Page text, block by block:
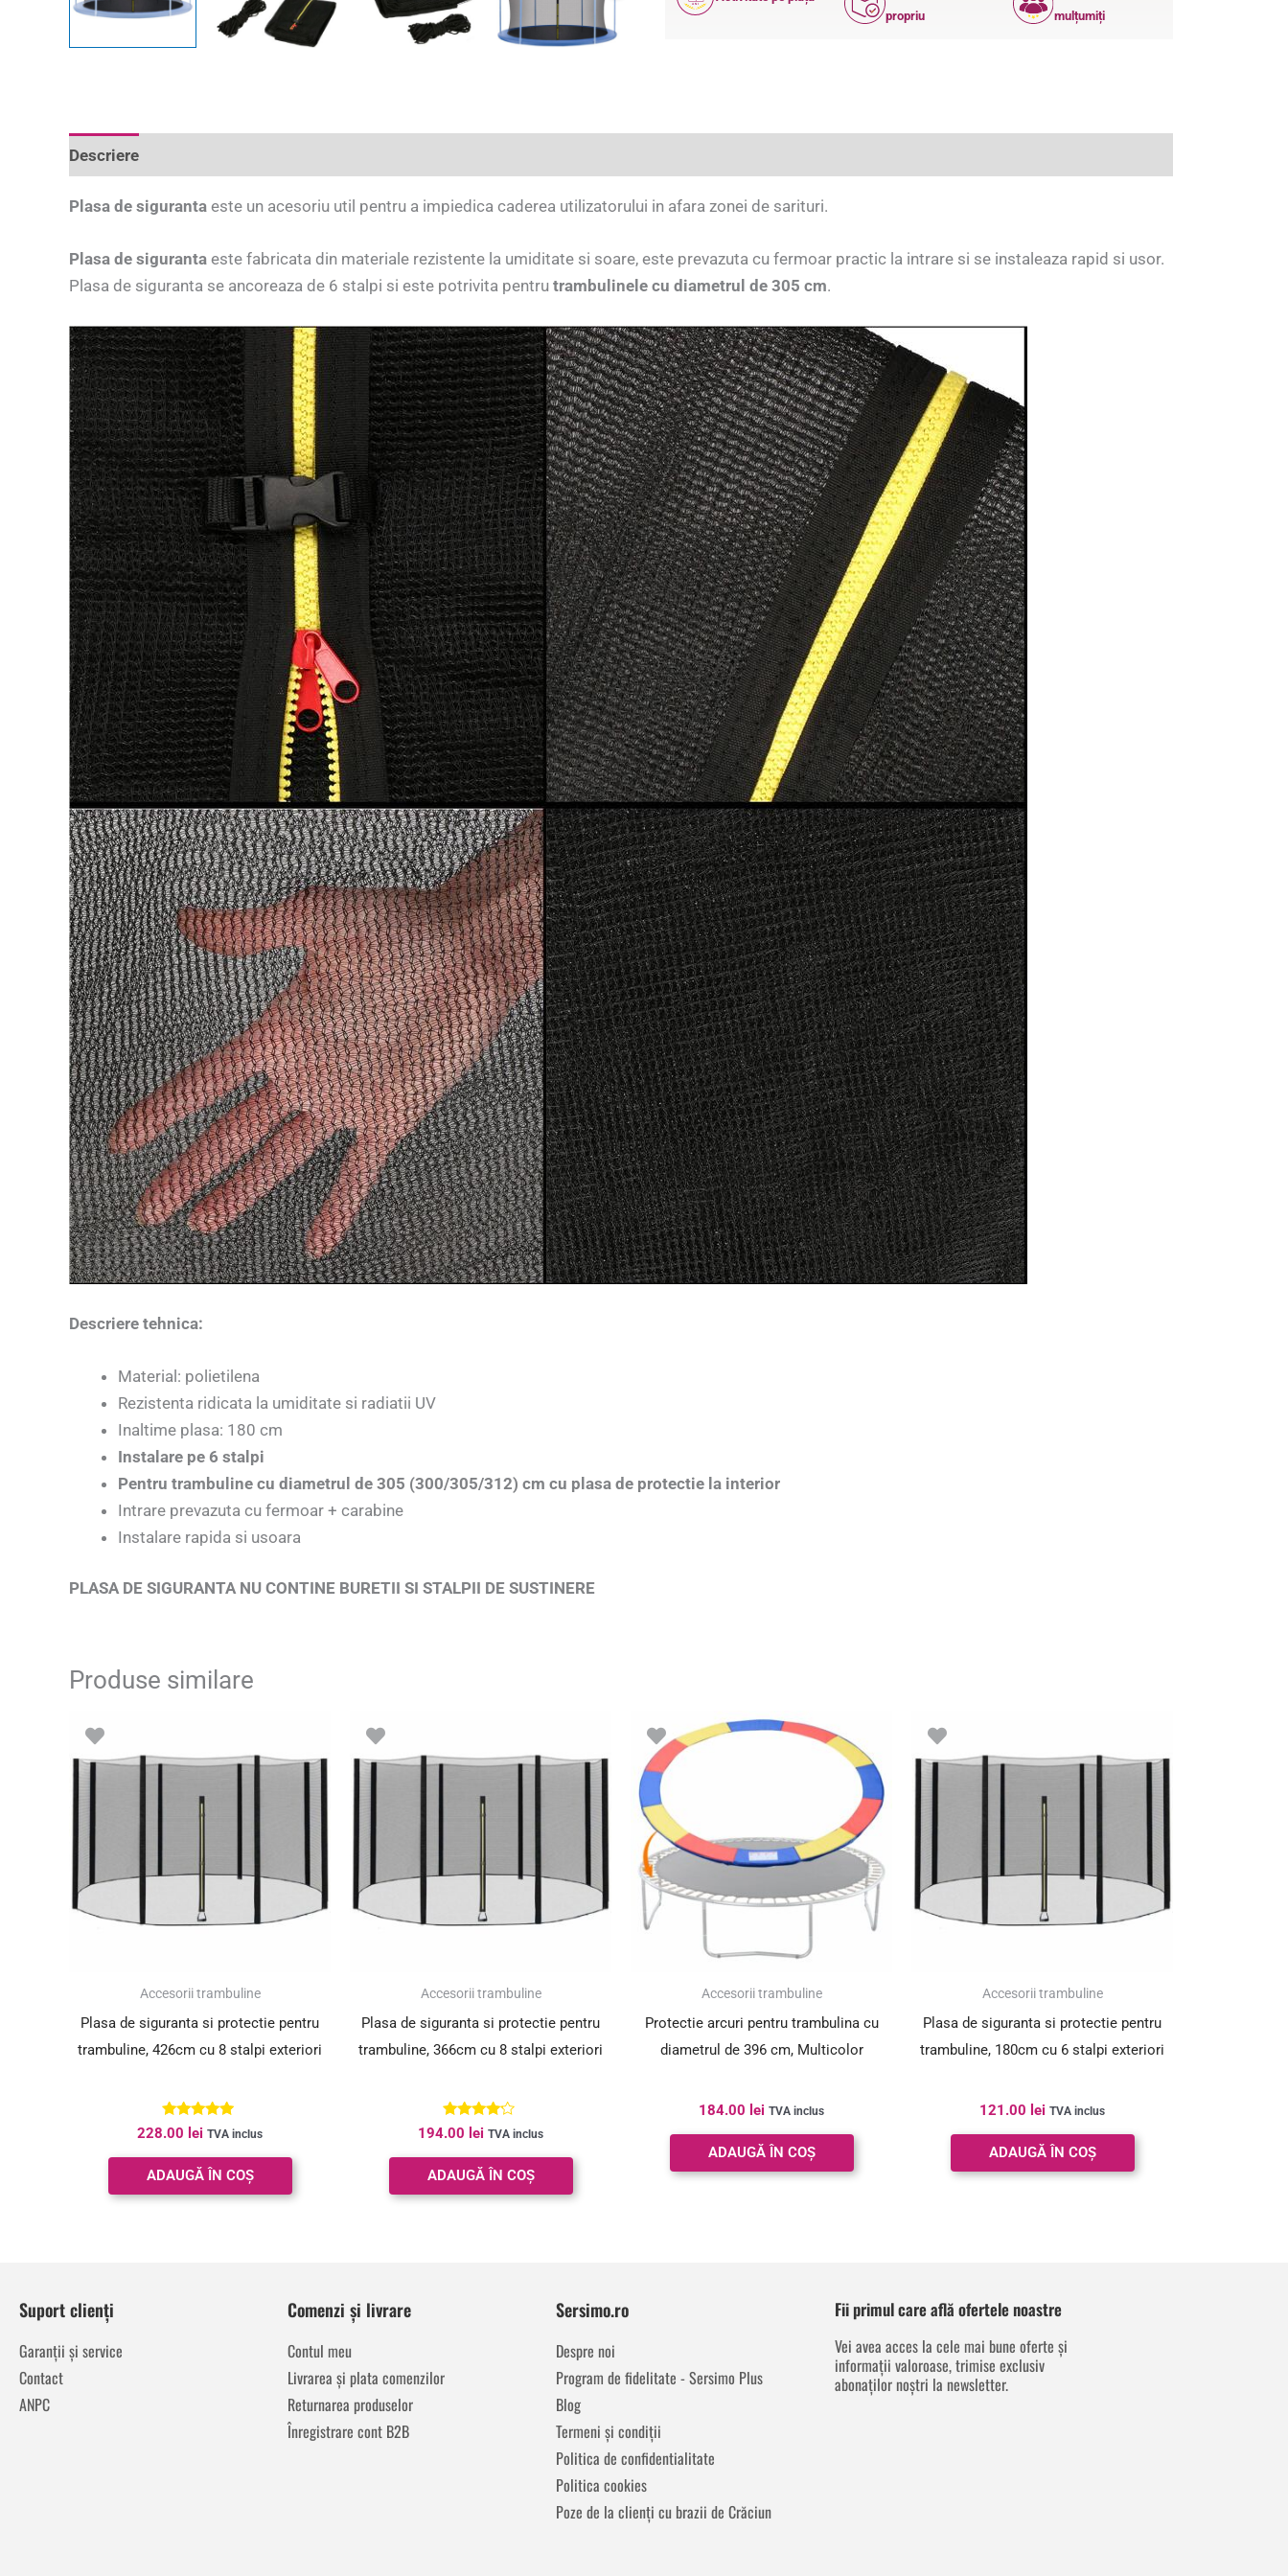
ANI
propriu
mulțumiți
Descriere
Plasa de siguranta este un acesoriu util pentru a impiedica caderea utilizatorului in afara zonei de sarituri.
Plasa de siguranta este fabricata din materiale rezistente la umiditate si soare, este prevazuta cu fermoar practic la intrare si se instaleaza rapid si usor.
Plasa de siguranta se ancoreaza de 6 stalpi si este potrivita pentru trambulinele cu diametrul de 305 cm.
Descriere tehnica:
Material: polietilena
Rezistenta ridicata la umiditate si radiatii UV
Inaltime plasa: 180 cm
Instalare pe 6 stalpi
Pentru trambuline cu diametrul de 305 (300/305/312) cm cu plasa de protectie la interior
Intrare prevazuta cu fermoar + carabine
Instalare rapida si usoara
PLASA DE SIGURANTA NU CONTINE BURETII SI STALPII DE SUSTINERE
Produse similare
Accesorii trambuline
Plasa de siguranta si protectie pentru
trambuline, 426cm cu 8 stalpi exteriori
Evaluat la
5.00
din 5
228.00 lei TVA inclus
ADAUGĂ ÎN COȘ
Accesorii trambuline
Plasa de siguranta si protectie pentru
trambuline, 366cm cu 8 stalpi exteriori
Evaluat la
4.00
din 5
194.00 lei TVA inclus
ADAUGĂ ÎN COȘ
Accesorii trambuline
Protectie arcuri pentru trambulina cu
diametrul de 396 cm, Multicolor
184.00 lei TVA inclus
ADAUGĂ ÎN COȘ
Accesorii trambuline
Plasa de siguranta si protectie pentru
trambuline, 180cm cu 6 stalpi exteriori
121.00 lei TVA inclus
ADAUGĂ ÎN COȘ
Suport clienți
Garanții și service
Contact
ANPC
Comenzi și livrare
Contul meu
Livrarea și plata comenzilor
Returnarea produselor
Înregistrare cont B2B
Sersimo.ro
Despre noi
Program de fidelitate - Sersimo Plus
Blog
Termeni și condiții
Politica de confidentialitate
Politica cookies
Poze de la clienți cu brazii de Crăciun
Fii primul care află ofertele noastre
Vei avea acces la cele mai bune oferte și
informații valoroase, trimise exclusiv
abonaților noștri la newsletter.